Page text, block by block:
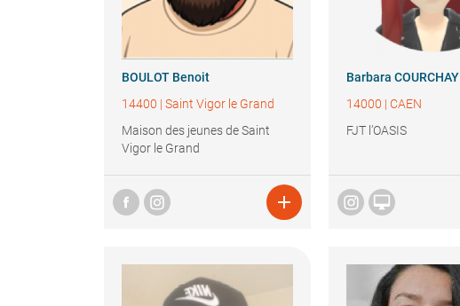
BOULOT Benoit
14400 | Saint Vigor le Grand
Maison des jeunes de Saint
Vigor le Grand

Barbara COURCHAY
14000 | CAEN
FJT l’OASIS
